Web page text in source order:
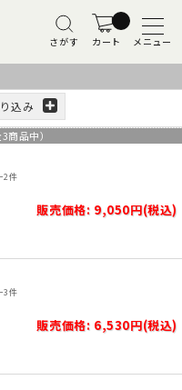
さがす カート メニュー
込み
3商品中）
2件
販売価格: 9,050円(税込)
3件
販売価格: 6,530円(税込)